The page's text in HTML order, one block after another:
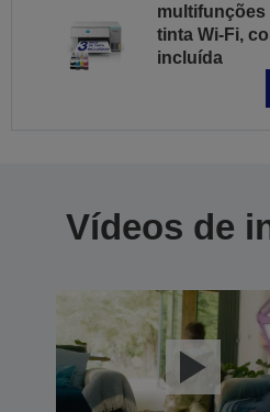
multifunções
tinta Wi-Fi,
incluída
Vídeos de